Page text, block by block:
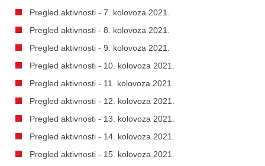
Pregled aktivnosti - 7. kolovoza 2021.
Pregled aktivnosti - 8. kolovoza 2021.
Pregled aktivnosti - 9. kolovoza 2021.
Pregled aktivnosti - 10. kolovoza 2021.
Pregled aktivnosti - 11. kolovoza 2021.
Pregled aktivnosti - 12. kolovoza 2021.
Pregled aktivnosti - 13. kolovoza 2021.
Pregled aktivnosti - 14. kolovoza 2021.
Pregled aktivnosti - 15. kolovoza 2021.